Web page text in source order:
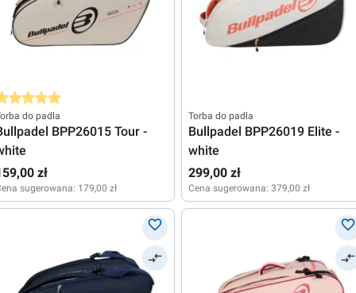
ocena 5 z 5 gwiazdek
do padla
BPP26015 Tour -
zł
sugerowana: 179,00 zł
Torba do padla
Bullpadel BPP26019 Elite -
white
299,00 zł
Cena sugerowana: 379,00 zł